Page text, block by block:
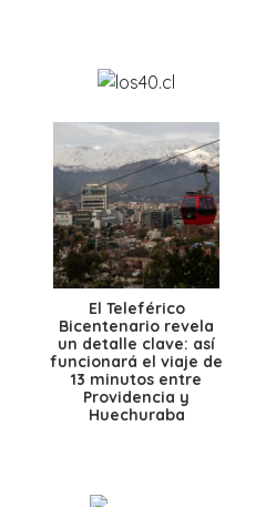
El Teleférico
Bicentenario revela
un detalle clave: así
funcionará el viaje de
13 minutos entre
Providencia y
Huechuraba